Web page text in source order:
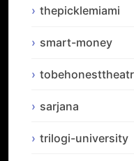
thepicklemiami
smart-money
sarjana
trilogi-university